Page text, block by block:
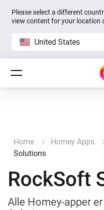
Please select a different
view content for your location
United States
Home Homey Apps
Solutions
RockSoft
Alle Homey-apper